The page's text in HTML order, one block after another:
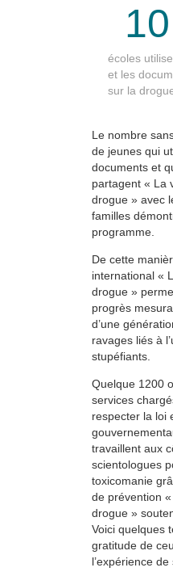
écoles
et les
sur la
Le nombre
de jeunes qui
documents et
partagent « La
drogue » avec
familles
programme.
De cette
international «
drogue »
progrès
d’une
ravages liés à
stupéfiants.
Quelque 1200
services
respecter la loi
travaillent aux
scientologues
toxicomanie
de prévention
drogue »
Voici quelques
gratitude de
l’expérience